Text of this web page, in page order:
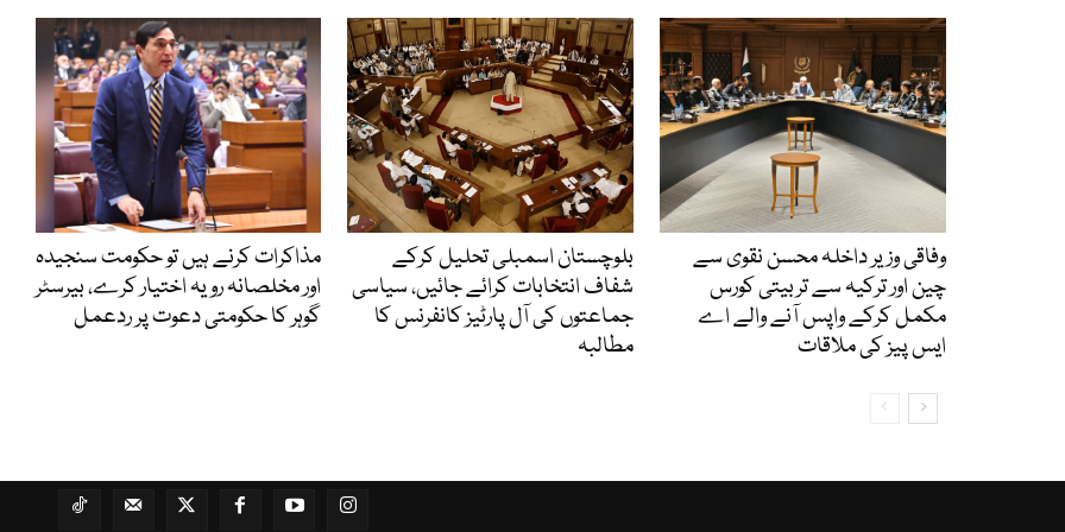
مذاکرات کرنے ہیں تو حکومت سنجیدہ
اور مخلصانہ رویہ اختیار کرے، بیرسٹر
گوہر کا حکومتی دعوت پر ردعمل
بلوچستان اسمبلی تحلیل کرکے
شفاف انتخابات کرائے جائیں، سیاسی
جماعتوں کی آل پارٹیز کانفرنس کا
مطالبہ
وفاقی وزیر داخلہ محسن نقوی سے
چین اور ترکیہ سے تربیتی کورس
مکمل کرکے واپس آنے والے اے
ایس پیز کی ملاقات